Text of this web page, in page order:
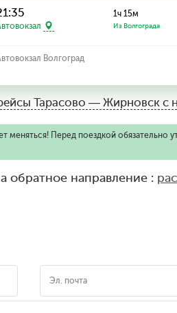
1ч 15м
Из Волгограда
Волгоград
Тарасово — Жирновск с
меняться! Перед поездкой обязательно
обратное направление :